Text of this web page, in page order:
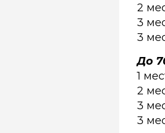
2
3
3
До
1
2
3
3